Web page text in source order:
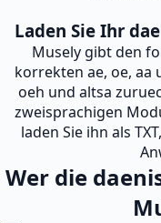
Laden Sie Ihr
Musely gibt den
korrekten ae, oe,
oeh und altsa
zweisprachigen
laden Sie ihn als
Wer die